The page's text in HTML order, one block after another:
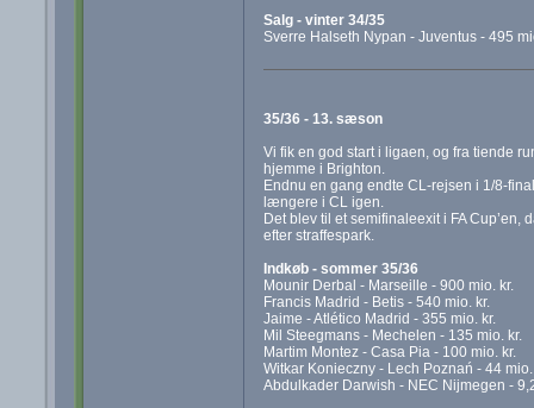
Salg - vinter 34/35
Sverre Halseth Nypan - Juventus - 495
35/36 - 13. sæson
Vi fik en god start i ligaen, og fra tiende
hjemme i Brighton.
Endnu en gang endte CL-rejsen i 1/8-
længere i CL igen.
Det blev til et semifinaleexit i FA Cup’en,
efter straffespark.
Indkøb - sommer 35/36
Mounir Derbal - Marseille - 900 mio. kr.
Francis Madrid - Betis - 540 mio. kr.
Jaime - Atlético Madrid - 355 mio. kr.
Mil Steegmans - Mechelen - 135 mio. kr.
Martim Montez - Casa Pia - 100 mio. kr.
Witkar Konieczny - Lech Poznań - 44 mio.
Abdulkader Darwish - NEC Nijmegen -